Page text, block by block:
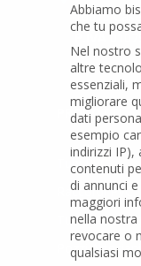
16015
PRODOTTI
Tubi PVC
Raccordi PVC
Tubi e
Pozzi Artesiani
Abbiamo
che tu
Nel nostro
altre
essenziali,
migliorare
dati
esempio
indirizzi IP),
contenuti
di annunci
maggiori
nella nostra
revocare o
qualsiasi